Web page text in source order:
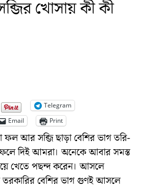
খোসায় কী কী
Telegram
Email Print
ফল আর সব্জি ছাড়া বেশির ভাগ তরি-
দিই আমরা। অনেকে আবার সমস্ত
খেতে পছন্দ করেন। আসলে
তরকারির বেশির ভাগ গুণই আসলে